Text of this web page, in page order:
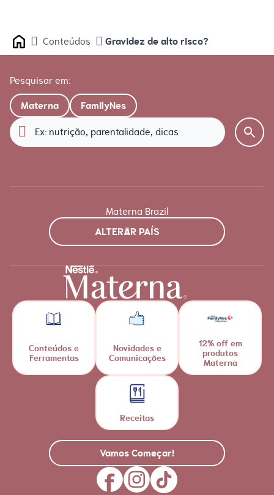
Home Conteúdos Gravidez de alto risco?
Pesquisar em:
Materna FamilyNes
Materna Brazil
ALTERAR PAÍS
Conteúdos e
Ferramentas
Novidades e
Comunicações
12% off em
produtos
Materna
Receitas
Vamos Começar!